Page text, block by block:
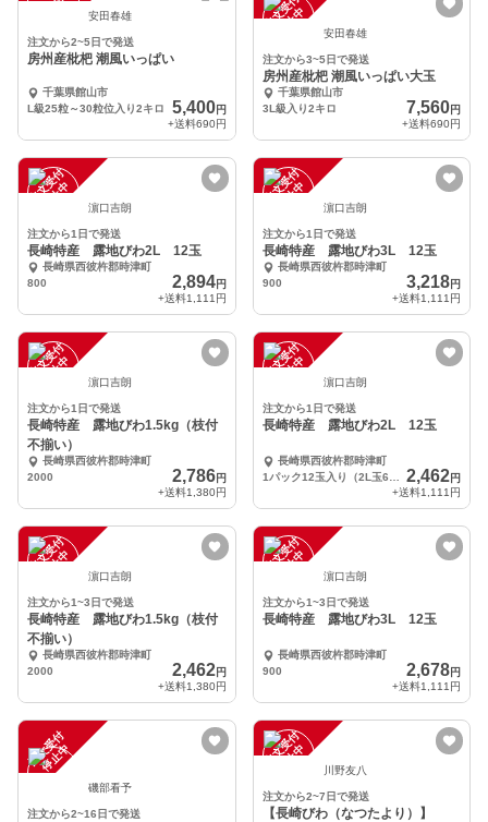
注
文
受
付
停
止 安田春雄
注文から2~5日で発送
房州産枇杷 潮風いっぱい
千葉県館山市
L級25粒～30粒位入り2キロ
5,400円
+送料690円
注
文
受
付
停
止
中 安田春雄
注文から3~5日で発送
房州産枇杷 潮風いっぱい大玉
千葉県館山市
3L級入り2キロ
7,560円
+送料690円
注
文
受
付
停
止
中 濵口吉朗
注文から1日で発送
長崎特産 露地びわ2L 12玉
長崎県西彼杵郡時津町
800
2,894円
+送料1,111円
注
文
受
付
停
止
中 濵口吉朗
注文から1日で発送
長崎特産 露地びわ3L 12玉
長崎県西彼杵郡時津町
900
3,218円
+送料1,111円
注
文
受
付
停
止
中 濵口吉朗
注文から1日で発送
長崎特産 露地びわ1.5kg（枝付
不揃い）
長崎県西彼杵郡時津町
2000
2,786円
+送料1,380円
注
文
受
付
停
止
中 濵口吉朗
注文から1日で発送
長崎特産 露地びわ2L 12玉
長崎県西彼杵郡時津町
2,462円
+送料1,111円
注
文
受
付
停
止
中 濵口吉朗
注文から1~3日で発送
長崎特産 露地びわ1.5kg（枝付
不揃い）
長崎県西彼杵郡時津町
2000
2,462円
+送料1,380円
注
文
受
付
停
止
中 濵口吉朗
注文から1~3日で発送
長崎特産 露地びわ3L 12玉
長崎県西彼杵郡時津町
900
2,678円
+送料1,111円
注
文
受
付
停
止
中
磯部看予
注文から2~16日で発送
注
文
受
付
停
止
中 川野友八
注文から2~7日で発送
【長崎びわ（なつたより）】